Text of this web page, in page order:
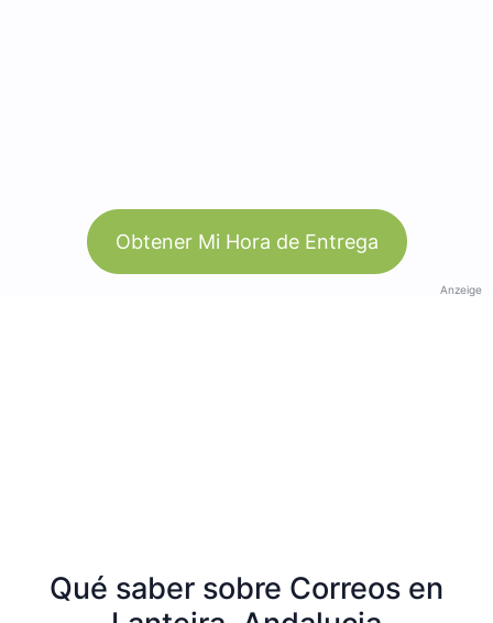
Obtener Mi Hora de Entrega
Anzeige
Qué saber sobre Correos en